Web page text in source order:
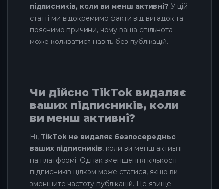
підписників, коли ви менш активні? У цій
статті ми відокремимо факти від вигадок та
пояснимо причини, чому ваша спільнота
може коливатися навіть без публікацій.
Чи дійсно TikTok видаляє
ваших підписників, коли
ви менш активні?
Ні, TikTok не видаляє безпосередньо
ваших підписників, коли ви менш активні
на платформі. Однак зменшення кількості
підписників цілком може статися, якщо ви
зменшите частоту публікацій. Це явище